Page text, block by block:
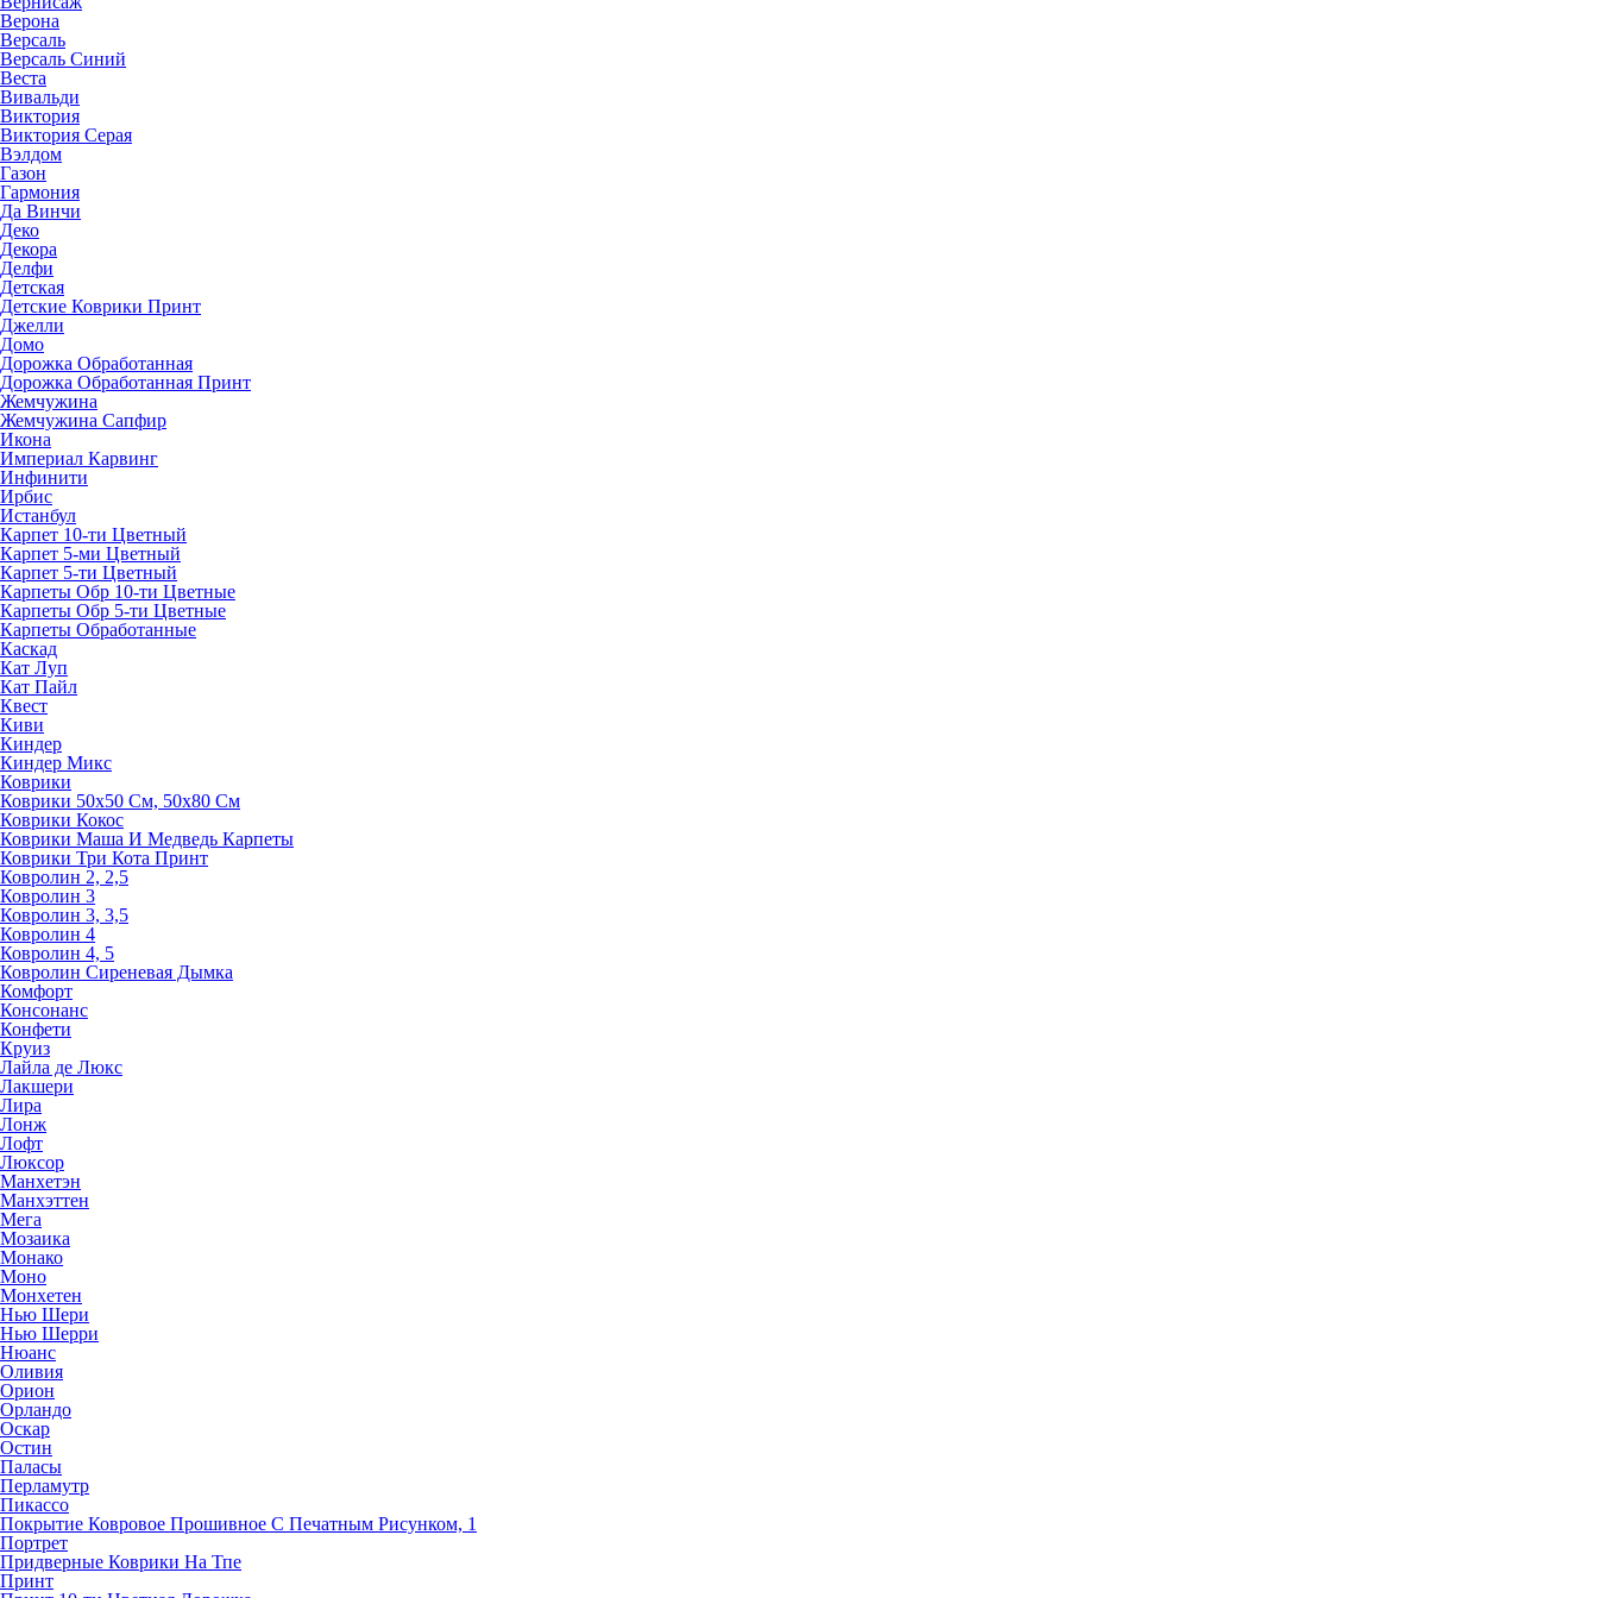
Верона
Версаль
Версаль Синий
Веста
Вивальди
Виктория
Виктория Серая
Вэлдом
Газон
Гармония
Да Винчи
Деко
Декора
Делфи
Детская
Детские Коврики Принт
Джелли
Домо
Дорожка Обработанная
Дорожка Обработанная Принт
Жемчужина
Жемчужина Сапфир
Икона
Империал Карвинг
Инфинити
Ирбис
Истанбул
Карпет 10-ти Цветный
Карпет 5-ми Цветный
Карпет 5-ти Цветный
Карпеты Обр 10-ти Цветные
Карпеты Обр 5-ти Цветные
Карпеты Обработанные
Каскад
Кат Луп
Кат Пайл
Квест
Киви
Киндер
Киндер Микс
Коврики
Коврики 50х50 См, 50х80 См
Коврики Кокос
Коврики Маша И Медведь Карпеты
Коврики Три Кота Принт
Ковролин 2, 2,5
Ковролин 3
Ковролин 3, 3,5
Ковролин 4
Ковролин 4, 5
Ковролин Сиреневая Дымка
Комфорт
Консонанс
Конфети
Круиз
Лайла де Люкс
Лакшери
Лира
Лонж
Лофт
Люксор
Манхетэн
Манхэттен
Мега
Мозаика
Монако
Моно
Монхетен
Нью Шери
Нью Шерри
Нюанс
Оливия
Орион
Орландо
Оскар
Остин
Паласы
Перламутр
Пикассо
Покрытие Ковровое Прошивное С Печатным Рисунком, 1
Портрет
Придверные Коврики На Тпе
Принт